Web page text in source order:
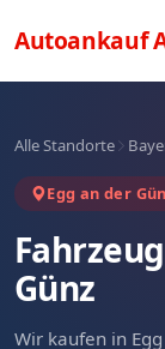
Autoankauf
Alle Standorte
Egg an der
Günz
Wir kaufen in